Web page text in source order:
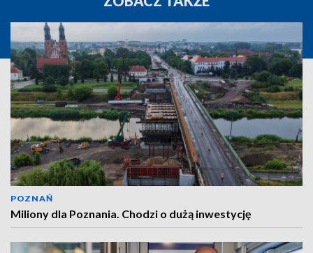
POZNAŃ
Miliony dla Poznania. Chodzi o dużą inwestycję